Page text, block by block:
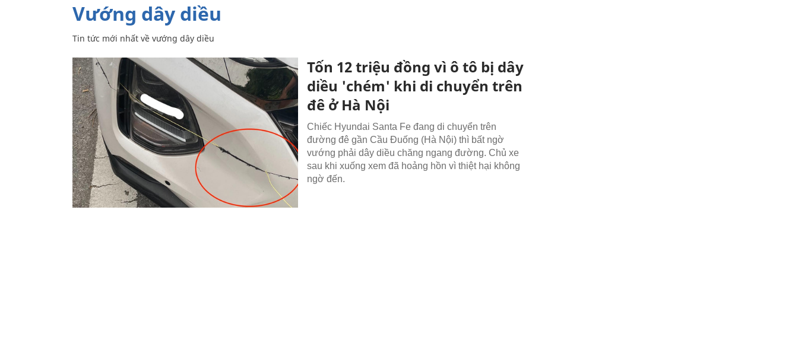
vướng dây diều
Tin tức mới nhất về vướng dây diều
Tốn 12 triệu đồng vì ô tô bị dây
diều 'chém' khi di chuyển trên
đê ở Hà Nội
Chiếc Hyundai Santa Fe đang di chuyển trên
đường đê gần Cầu Đuống (Hà Nội) thì bất ngờ
vướng phải dây diều chăng ngang đường. Chủ xe
sau khi xuống xem đã hoảng hồn vì thiệt hại không
ngờ đến.